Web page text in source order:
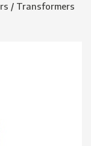
/ Transformers